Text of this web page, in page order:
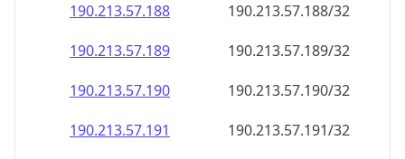
190.213.57.188
190.213.57.188/32
190.213.57.189
190.213.57.189/32
190.213.57.190
190.213.57.190/32
190.213.57.191
190.213.57.191/32